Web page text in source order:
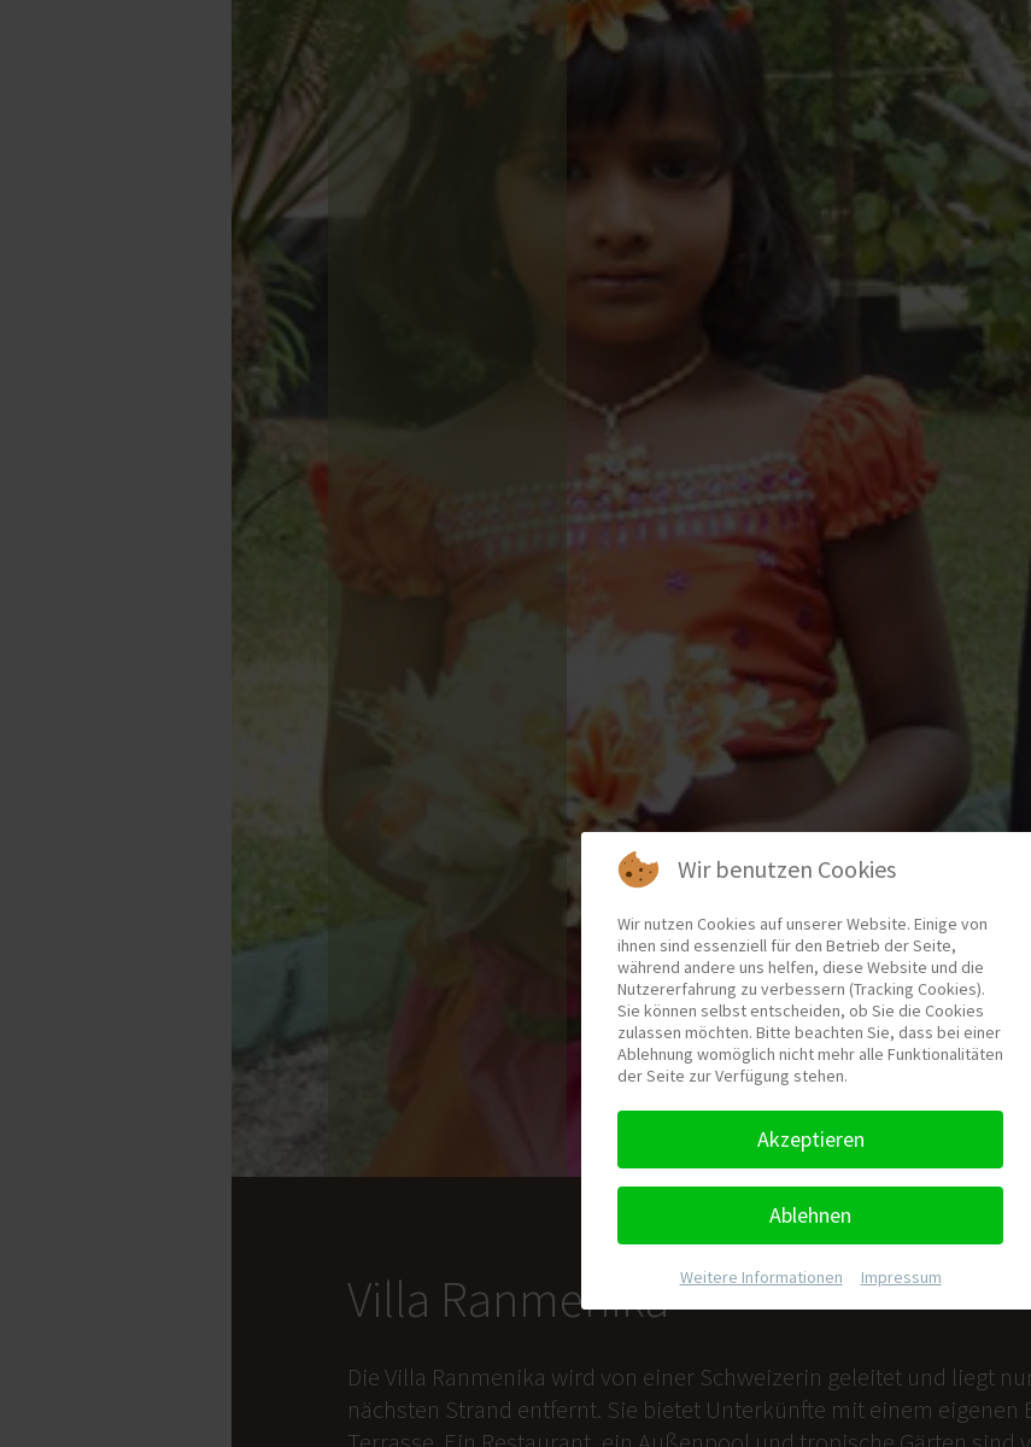
Villa Ranmenika
Die Villa Ranmenika wird von einer Schweizerin geleitet und liegt
nächsten Strand entfernt. Sie bietet Unterkünfte mit einem eigenen
Wir benutzen Cookies
Wir nutzen Cookies auf unserer Website. Einige von
ihnen sind essenziell für den Betrieb der Seite,
während andere uns helfen, diese Website und die
Nutzererfahrung zu verbessern (Tracking Cookies).
Sie können selbst entscheiden, ob Sie die Cookies
zulassen möchten. Bitte beachten Sie, dass bei einer
Ablehnung womöglich nicht mehr alle Funktionalitäten
der Seite zur Verfügung stehen.
Akzeptieren
Ablehnen
Weitere Informationen Impressum